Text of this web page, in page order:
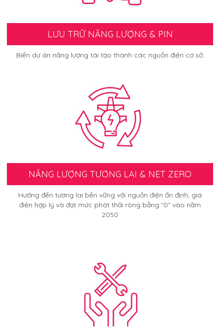
LƯU TRỮ NĂNG LƯỢNG & PIN
Biến dự án năng lượng tái tạo thành các nguồn điện cơ sở.
NĂNG LƯỢNG TƯƠNG LAI & NET ZERO
Hướng đến tương lai bền vững với nguồn điện ổn định, giá
điện hợp lý và đạt mức phát thải ròng bằng "0" vào năm
2050